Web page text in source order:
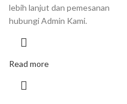
lebih lanjut dan pemesanan
hubungi Admin Kami.
Read more